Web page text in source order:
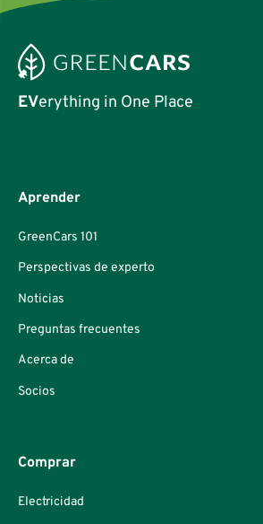
EVerything in One Place
Aprender
GreenCars 101
Perspectivas de experto
Noticias
Preguntas frecuentes
Acerca de
Socios
Comprar
Electricidad